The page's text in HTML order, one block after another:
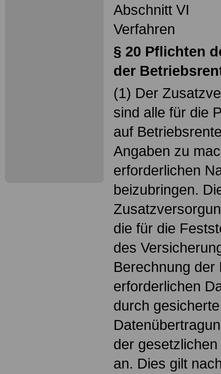
Abschnitt VI
Verfahren
§ 20 Pflichten
der
(1) Der
sind alle für die
auf
Angaben zu
erforderlichen
beizubringen.
die für die
des
Berechnung der
erforderlichen
durch
der
an. Dies gilt